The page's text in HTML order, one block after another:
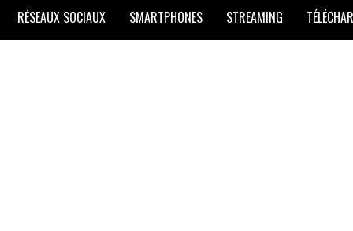
et
RÉSEAUX SOCIAUX SMARTPHONES STREAMING